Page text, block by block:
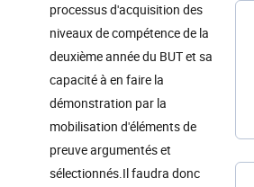
processus d'acquisition des
niveaux de compétence de la
deuxième année du BUT et sa
capacité à en faire la
démonstration par la
mobilisation d'éléments de
preuve argumentés et
sélectionnés.Il faudra donc